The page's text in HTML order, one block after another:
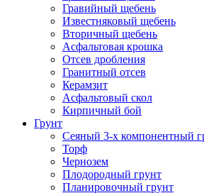
Гравийный щебень
Известняковый щебень
Вторичный щебень
Асфальтовая крошка
Отсев дробления
Гранитный отсев
Керамзит
Асфальтовый скол
Кирпичный бой
Грунт
Сеяный 3-х компонентный
Торф
Чернозем
Плодородный грунт
Планировочный грунт